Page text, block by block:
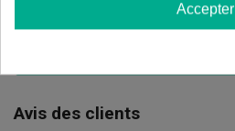
Avis des clients
Accepter